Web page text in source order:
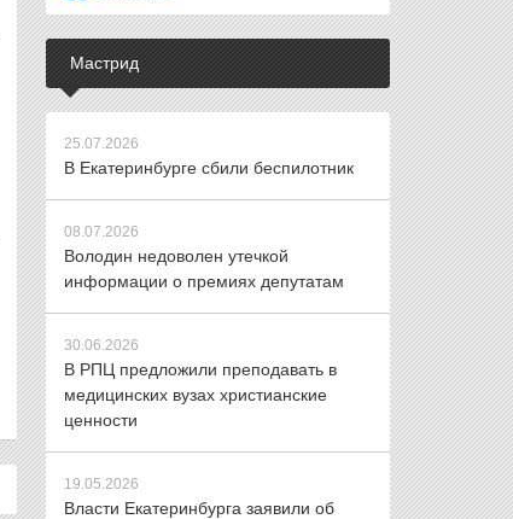
Мастрид
25.07.2026
В Екатеринбурге сбили беспилотник
08.07.2026
Володин недоволен утечкой
информации о премиях депутатам
30.06.2026
В РПЦ предложили преподавать в
медицинских вузах христианские
ценности
19.05.2026
Власти Екатеринбурга заявили об